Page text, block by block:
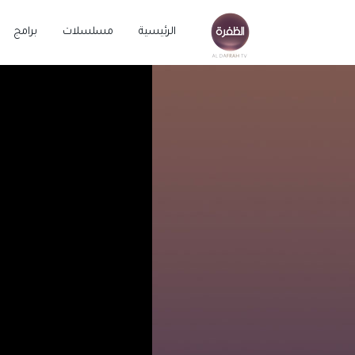
الرئيسية مسلسلات برامج